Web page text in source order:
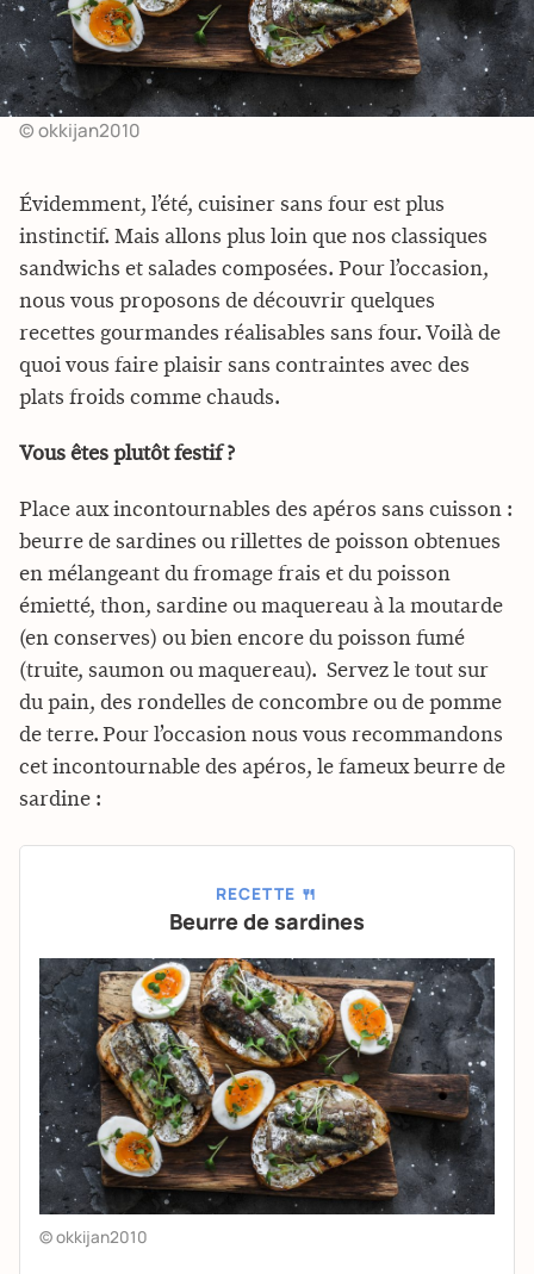
© okkijan2010
Évidemment, l’été, cuisiner sans four est plus
instinctif. Mais allons plus loin que nos classiques
sandwichs et salades composées. Pour l’occasion,
nous vous proposons de découvrir quelques
recettes gourmandes réalisables sans four. Voilà de
quoi vous faire plaisir sans contraintes avec des
plats froids comme chauds.
Vous êtes plutôt festif ?
Place aux incontournables des apéros sans cuisson :
beurre de sardines ou rillettes de poisson obtenues
en mélangeant du fromage frais et du poisson
émietté, thon, sardine ou maquereau à la moutarde
(en conserves) ou bien encore du poisson fumé
(truite, saumon ou maquereau). Servez le tout sur
du pain, des rondelles de concombre ou de pomme
de terre. Pour l’occasion nous vous recommandons
cet incontournable des apéros, le fameux beurre de
sardine :
RECETTE 🍴
Beurre de sardines
© okkijan2010